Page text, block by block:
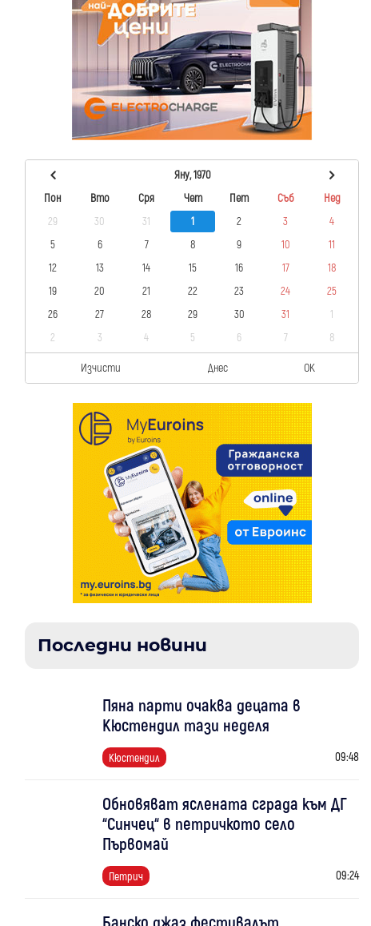
Яну, 1970
Пон
Вто Сря Чет Пет Съб
Нед
29
30 31 1 2 3
4
5
6 7 8 9 10
11
12
13 14 15 16 17
18
19
20 21 22 23 24
25
26
27 28 29 30 31
1
2
3 4 5 6 7 8
Изчисти Днес OK
Последни новини
Пяна парти очаква децата в
Кюстендил тази неделя
Кюстендил 09:48
Обновяват яслената сграда към ДГ
“Синчец“ в петричкото село
Първомай
Петрич 09:24
Банско джаз фестивалът